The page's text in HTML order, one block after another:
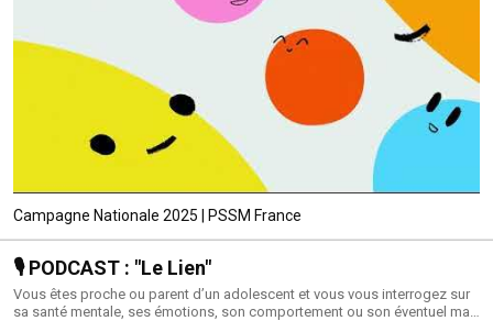
Campagne Nationale 2025 | PSSM France
🎙️ PODCAST : "Le Lien"
Vous êtes proche ou parent d’un adolescent et vous vous interrogez sur
sa santé mentale, ses émotions, son comportement ou son éventuel mal-